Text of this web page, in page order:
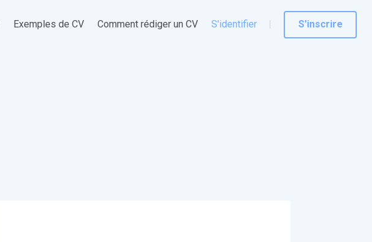
Exemples de CV Comment rédiger un CV S'identifier S'inscrire